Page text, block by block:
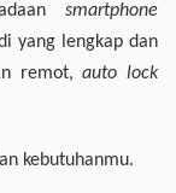
smartphone
yang lengkap dan
remot,auto lock
kebutuhanmu.